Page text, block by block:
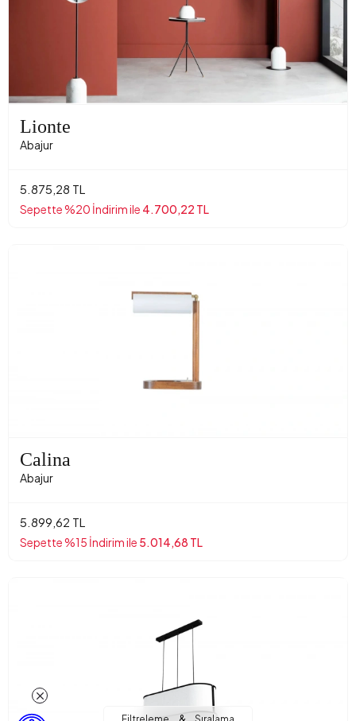
Lionte
Abajur
5.875,28 TL
Sepette %20 İndirim ile 4.700,22 TL
Calina
Abajur
5.899,62 TL
Sepette %15 İndirim ile 5.014,68 TL